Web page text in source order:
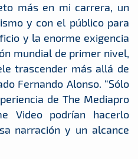
más en mi carrera, un
y con el público para
y la enorme exigencia
mundial de primer nivel,
trascender más allá de
Fernando Alonso. “Sólo
de The Mediapro
Video podrían hacerlo
narración y un alcance